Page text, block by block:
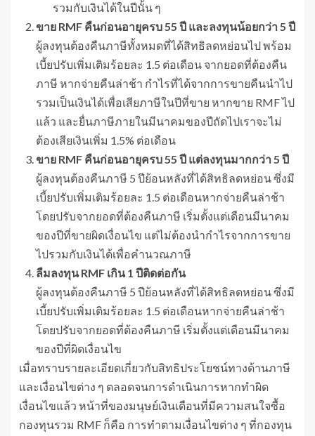
รวมกับเงินได้ในปีนั้น ๆ
ขาย RMF คืนก่อนอายุครบ 55 ปี และลงทุนน้อยกว่า 5 ปี
ผู้ลงทุนต้องคืนภาษีทั้งหมดที่ได้สิทธิลดหย่อนไป พร้อม
เบี้ยปรับเพิ่มเติมร้อยละ 1.5 ต่อเดือน จากยอดที่ต้องคืน
ภาษี หากจ่ายคืนล่าช้า กำไรที่ได้จากการขายคืนนำไป
รวมเป็นเงินได้เพื่อเสียภาษีในปีที่ขาย หากขาย RMF ไป
แล้ว และยื่นภาษีภายในมีนาคมของปีถัดไปเราจะไม่
ต้องเสียเงินเพิ่ม 1.5% ต่อเดือน
ขาย RMF คืนก่อนอายุครบ 55 ปี แต่ลงทุนมากกว่า 5 ปี
ผู้ลงทุนต้องคืนภาษี 5 ปีย้อนหลังที่ได้สิทธิลดหย่อน ซึ่งมี
เบี้ยปรับเพิ่มเติมร้อยละ 1.5 ต่อเดือนหากจ่ายคืนล่าช้า
โดยปรับจากยอดที่ต้องคืนภาษี เริ่มตั้งแต่เดือนมีนาคม
ของปีที่ขายผิดเงื่อนไข แต่ไม่ต้องนำกำไรจากการขาย
ไปรวมกับเงินได้เพื่อคำนวณภาษี
ลืมลงทุนRMF เกิน 1 ปีติดต่อกัน
ผู้ลงทุนต้องคืนภาษี 5 ปีย้อนหลังที่ได้สิทธิลดหย่อน ซึ่งมี
เบี้ยปรับเพิ่มเติมร้อยละ 1.5 ต่อเดือนหากจ่ายคืนล่าช้า
โดยปรับจากยอดที่ต้องคืนภาษี เริ่มตั้งแต่เดือนมีนาคม
ของปีที่ผิดเงื่อนไข
เมื่อทราบรายละเอียดเกี่ยวกับสิทธิประโยชน์ทางด้านภาษี
และเงื่อนไขต่าง ๆ ตลอดจนการดำเนินการหากทำผิด
เงื่อนไขแล้ว หน้าที่ของมนุษย์เงินเดือนที่มีความสนใจซื้อ
กองทุนรวม RMF ก็คือ การทำตามเงื่อนไขต่าง ๆ ที่กองทุน